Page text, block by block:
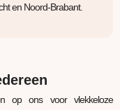
en Noord-Brabant.
op ons voor vlekkeloze